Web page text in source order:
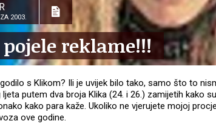
2003.
reklame!!!
s Klikom? Ili je uvijek bilo tako, samo što to
putem dva broja Klika (24. i 26.) zamijetih kako
kako para kaže. Ukoliko ne vjerujete mojoj
ove godine.